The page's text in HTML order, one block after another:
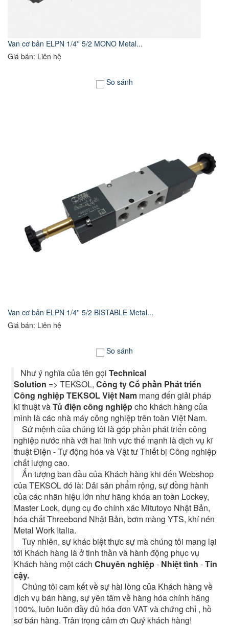
Van cơ bản ELPN 1/4'' 5/2 MONO Metal...
Giá bán: Liên hệ
So sánh
Van cơ bản ELPN 1/4'' 5/2 BISTABLE Metal...
Giá bán: Liên hệ
So sánh
Như ý nghĩa của tên gọiTechnical
Solution => TEKSOL,Công ty Cổ phần Phát triển
Công nghiệp TEKSOL Việt Nam mang đến giải pháp
kĩ thuật vàTủ điện công nghiệpcho khách hàng của
mình là các nhà máy công nghiệp trên toàn Việt Nam.
Sứ mệnh của chúng tôi là góp phần phát triển công
nghiệp nước nhà với hai lĩnh vực thế mạnh là dịch vụ kĩ
thuật Điện - Tự động hóa và Vật tư Thiết bị Công nghiệp
chất lượng cao.
Ấn tượng ban đầu của Khách hàng khi đến Webshop
của TEKSOL đó là: Dải sản phẩm rộng, sự đồng hành
của các nhãn hiệu lớn như hãng khóa an toàn Lockey,
Master Lock, dụng cụ đo chính xác Mitutoyo Nhật Bản,
hóa chất Threebond Nhật Bản, bơm màng YTS, khí nén
Metal Work Italia.
Tuy nhiên, sự khác biệt thực sự mà chúng tôi mang lại
tới Khách hàng là ở tinh thần và hành động phục vụ
Khách hàng một cáchChuyên nghiệp- Nhiệt tình -Tin
cậy.
Chúng tôi cam kết về sự hài lòng của Khách hàng về
dịch vụ bán hàng, sự yên tâm về hàng hóa chính hãng
100%, luôn luôn đầy đủ hóa đơn VAT và chứng chỉ , hồ
sơ bán hàng. Trân trọng cảm ơn Quý khách hàng!